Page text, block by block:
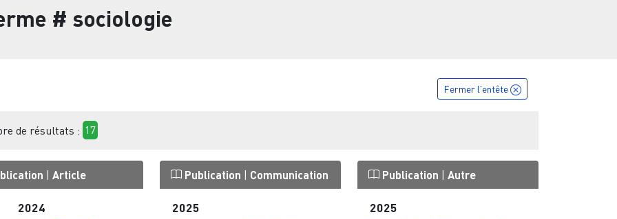
# sociologie
Fermer l'entête
de résultats : 17
| Article
2024
Publication | Communication
2025
Publication | Autre
2025